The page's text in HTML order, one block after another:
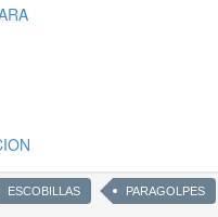
ESCOBILLAS PARAGOLPES